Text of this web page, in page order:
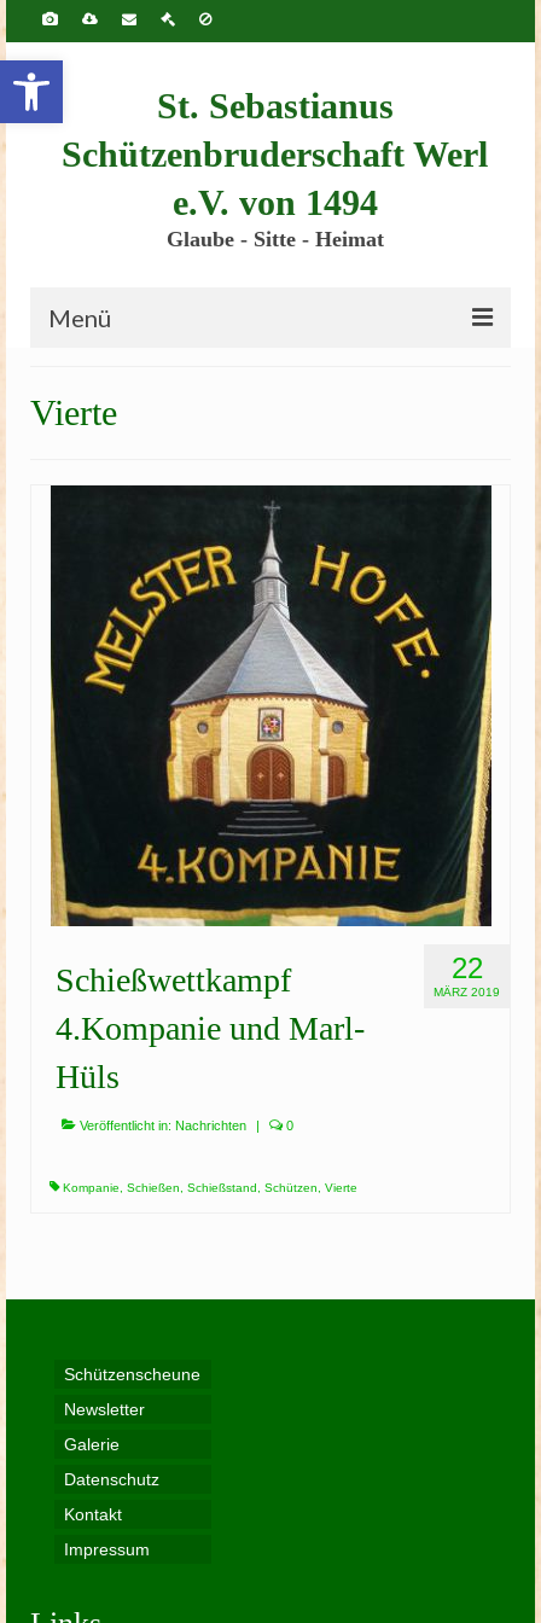
Werkzeugleiste öffnen
springen
St. Sebastianus
Schützenbruderschaft Werl
e.V. von 1494
Glaube - Sitte - Heimat
Menü
Bruderschaft
Schützenscheune
Schützenfest
Schießgruppe
News
Vierte
22
MÄRZ 2019
Schießwettkampf
4.Kompanie und Marl-
Hüls
Veröffentlicht in: Nachrichten | 0
Kompanie Schießen Schießstand Schützen Vierte
Schützenscheune
Newsletter
Galerie
Datenschutz
Kontakt
Impressum